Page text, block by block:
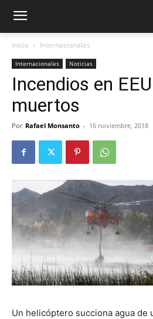
Inicio Internacionales
Internacionales Noticias
Incendios en
muertos
Por Rafael Monsanto - 16 noviembre, 2018
Un helicóptero succiona agua de